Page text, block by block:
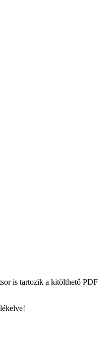
is tartozik a kitölthető PDF